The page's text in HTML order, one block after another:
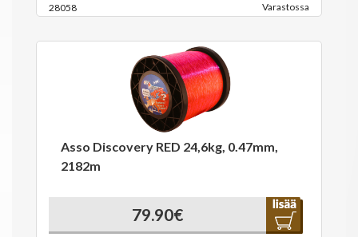
28058 Varastossa
Asso Discovery RED 24,6kg, 0.47mm,
2182m
79.90€